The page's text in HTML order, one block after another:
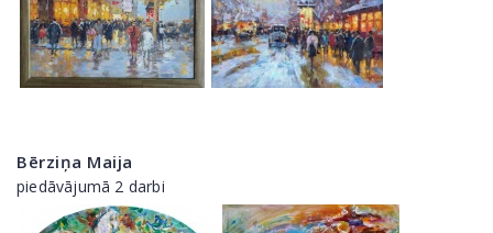
Bērziņa Maija
piedāvājumā 2 darbi